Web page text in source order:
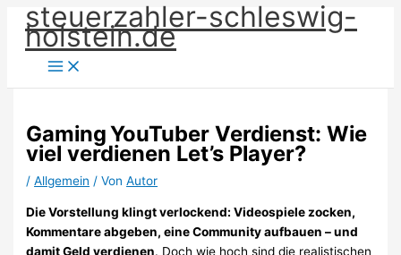
Zum
Inhalt
springen
steuerzahler-schleswig-
holstein.de
Gaming YouTuber Verdienst: Wie
viel verdienen Let’s Player?
/Allgemein / VonAutor
Die Vorstellung klingt verlockend: Videospiele zocken,
Kommentare abgeben, eine Community aufbauen – und
damit Geld verdienen. Doch wie hoch sind die realistischen